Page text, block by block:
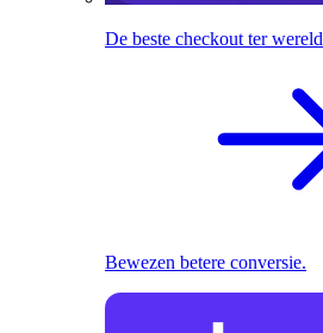
De beste checkout ter wereld
Bewezen betere conversie.